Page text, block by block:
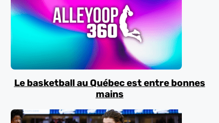
Le basketball au Québec est entre bonnes
mains